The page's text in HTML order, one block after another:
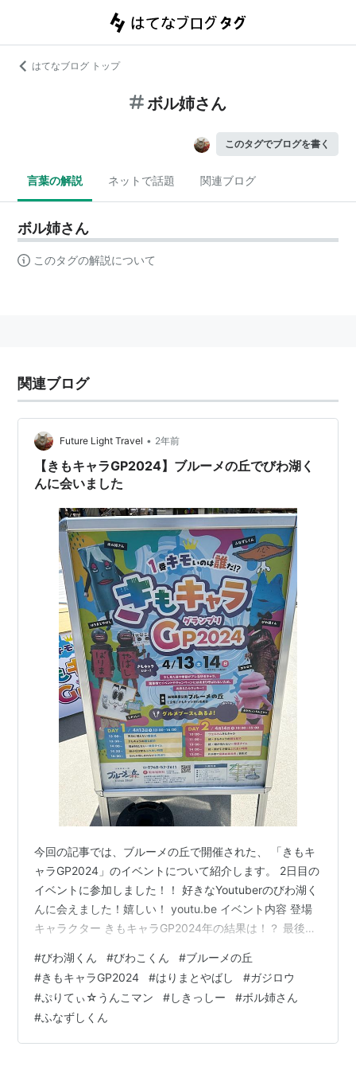
はてなブログ トップ
ボル姉さん
このタグでブログを書く
言葉の解説 ネットで話題 関連ブログ
ボル姉さん
このタグの解説について
関連ブログ
Future Light Travel • 2年前
【きもキャラGP2024】ブルーメの丘でびわ湖く
んに会いました
今回の記事では、ブルーメの丘で開催された、 「きもキ
ャラGP2024」のイベントについて紹介します。 2日目の
イベントに参加しました！！ 好きなYoutuberのびわ湖く
んに会えました！嬉しい！ youtu.be イベント内容 登場
キャラクター きもキャラGP2024年の結果は！？ 最後に
は誰だ⁉きもキャラGP2024年が開催されました！！7体
のきもキャラが集まりました！！ ↑ びわ湖くんがGoogle
でキモイキャラクターと調べて出てきた キャラクター達
を招待したらしい キャラクターの紹介や1発芸、勝負など
をキャラクター達がしていました。…
#びわ湖くん #びわこくん #ブルーメの丘
#きもキャラGP2024 #はりまとやばし #ガジロウ
#ぷりてぃ☆うんこマン #しきっしー #ボル姉さん
#ふなずしくん